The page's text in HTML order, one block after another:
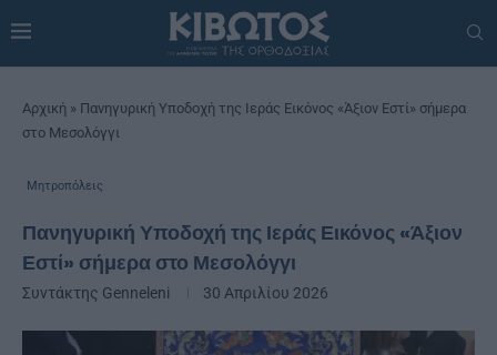
Αρχική » Πανηγυρική Υποδοχή της Ιεράς Εικόνος «Άξιον Εστί» σήμερα
στο Μεσολόγγι
Μητροπόλεις
Πανηγυρική Υποδοχή της Ιεράς Εικόνος «Άξιον
Εστί» σήμερα στο Μεσολόγγι
Συντάκτης Genneleni 30 Απριλίου 2026